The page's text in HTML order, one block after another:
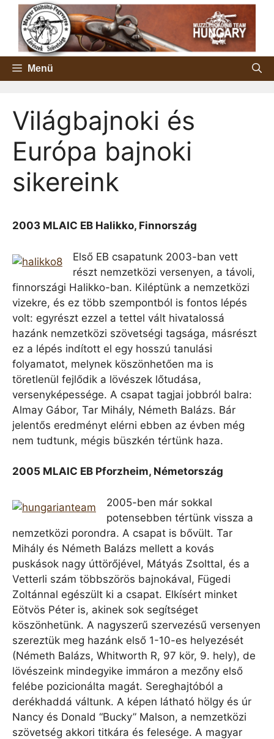
Kilépés
tartalomba
Menü
Világbajnoki és
Európa bajnoki
sikereink
2003 MLAIC EB Halikko, Finnország
Első EB csapatunk 2003-ban vett
részt nemzetközi versenyen, a távoli,
finnországi Halikko-ban. Kiléptünk a nemzetközi
vizekre, és ez több szempontból is fontos lépés
volt: egyrészt ezzel a tettel vált hivatalossá
hazánk nemzetközi szövetségi tagsága, másrészt
ez a lépés indított el egy hosszú tanulási
folyamatot, melynek köszönhetően ma is
töretlenül fejlődik a lövészek lőtudása,
versenyképessége. A csapat tagjai jobbról balra:
Almay Gábor, Tar Mihály, Németh Balázs. Bár
jelentős eredményt elérni ebben az évben még
nem tudtunk, mégis büszkén tértünk haza.
2005 MLAIC EB Pforzheim, Németország
2005-ben már sokkal
potensebben tértünk vissza a
nemzetközi porondra. A csapat is bővült. Tar
Mihály és Németh Balázs mellett a kovás
puskások nagy úttörőjével, Mátyás Zsolttal, és a
Vetterli szám többszörös bajnokával, Fügedi
Zoltánnal egészült ki a csapat. Elkísért minket
Eötvös Péter is, akinek sok segítséget
köszönhetünk. A nagyszerű szervezésű versenyen
szereztük meg hazánk első 1-10-es helyezését
(Németh Balázs, Whitworth R, 97 kör, 9. hely), de
lövészeink mindegyike immáron a mezőny első
felébe pozicionálta magát. Sereghajtóból a
derékhaddá váltunk. A képen látható hölgy és úr
Nancy és Donald “Bucky” Malson, a nemzetközi
szövetség akkori titkára és felesége. A magyar